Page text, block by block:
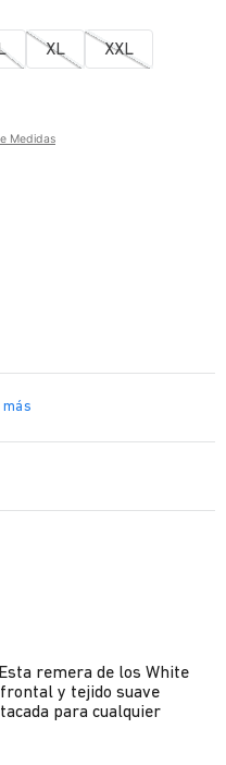
XL XXL
Medidas
remera de los White
y tejido suave
para cualquier